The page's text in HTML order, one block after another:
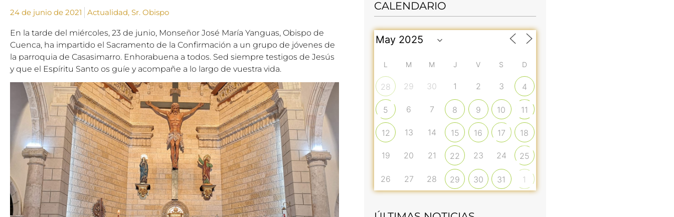
24 de junio de 2021 Actualidad, Sr. Obispo
En la tarde del miércoles, 23 de junio, Monseñor José María Yanguas, Obispo de
Cuenca, ha impartido el Sacramento de la Confirmación a un grupo de jóvenes de
la parroquia de Casasimarro. Enhorabuena a todos. Sed siempre testigos de Jesús
y que el Espíritu Santo os guíe y acompañe a lo largo de vuestra vida.
CALENDARIO
L M M J V S D
28 29 30 1 2 3 4
5 6 7 8 9 10 11
12 13 14 15 16 17 18
19 20 21 22 23 24 25
26 27 28 29 30 31 1